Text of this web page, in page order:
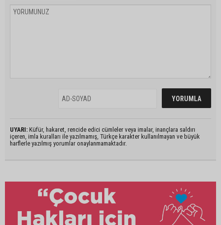
UYARI: Küfür, hakaret, rencide edici cümleler veya imalar, inançlara saldırı
içeren, imla kuralları ile yazılmamış, Türkçe karakter kullanılmayan ve büyük
harflerle yazılmış yorumlar onaylanmamaktadır.